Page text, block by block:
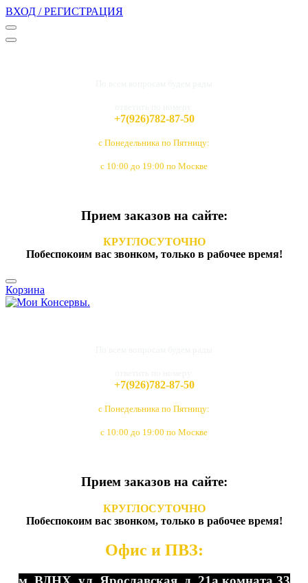
ВХОД / РЕГИСТРАЦИЯ
+7(926)782-87-50
с Понедельника по Пятницу:
с 10:00 до 19:00 по Москве
Прием заказов на сайте:
КРУГЛОСУТОЧНО
Побеспокоим вас звонком, только в рабочее время!
Корзина
+7(926)782-87-50
с Понедельника по Пятницу:
с 10:00 до 19:00 по Москве
Прием заказов на сайте:
КРУГЛОСУТОЧНО
Побеспокоим вас звонком, только в рабочее время!
Офис и ПВЗ: